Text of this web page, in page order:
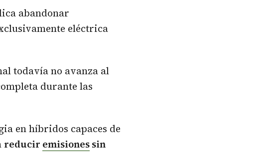
abandonar
eléctrica
todavía no avanza al
durante las
en híbridos capaces de
reducir emisionessin